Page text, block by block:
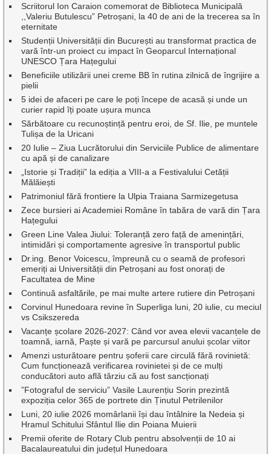
Scriitorul Ion Caraion comemorat de Biblioteca Municipală
,,Valeriu Butulescu” Petroșani, la 40 de ani de la trecerea sa în
eternitate
Studenții Universității din București au transformat practica de
vară într-un proiect cu impact în Geoparcul Internațional
UNESCO Țara Hațegului
Beneficiile utilizării unei creme BB în rutina zilnică de îngrijire a
pielii
5 idei de afaceri pe care le poți începe de acasă și unde un
curier rapid îți poate ușura munca
Sărbătoare cu recunoștință pentru eroi, de Sf. Ilie, pe muntele
Tulișa de la Uricani
20 Iulie – Ziua Lucrătorului din Serviciile Publice de alimentare
cu apă și de canalizare
„Istorie și Tradiții” la ediția a VIII-a a Festivalului Cetății
Mălăiești
Patrimoniul fără frontiere la Ulpia Traiana Sarmizegetusa
Zece bursieri ai Academiei Române în tabăra de vară din Țara
Hațegului
Green Line Valea Jiului: Toleranță zero față de amenințări,
intimidări și comportamente agresive în transportul public
Dr.ing. Benor Voicescu, împreună cu o seamă de profesori
emeriți ai Universității din Petroșani au fost onorați de
Facultatea de Mine
Continuă asfaltările, pe mai multe artere rutiere din Petroșani
Corvinul Hunedoara revine în Superliga luni, 20 iulie, cu meciul
vs Csikszereda
Vacanțe școlare 2026-2027: Când vor avea elevii vacanțele de
toamnă, iarnă, Paște și vară pe parcursul anului școlar viitor
Amenzi usturătoare pentru șoferii care circulă fără rovinietă:
Cum funcționează verificarea rovinietei și de ce mulți
conducători auto află târziu că au fost sancționați
”Fotograful de serviciu” Vasile Laurențiu Sorin prezintă
expoziția celor 365 de portrete din Ținutul Petrilenilor
Luni, 20 iulie 2026 momârlanii își dau întâlnire la Nedeia și
Hramul Schitului Sfântul Ilie din Poiana Muierii
Premii oferite de Rotary Club pentru absolvenții de 10 ai
Bacalaureatului din județul Hunedoara